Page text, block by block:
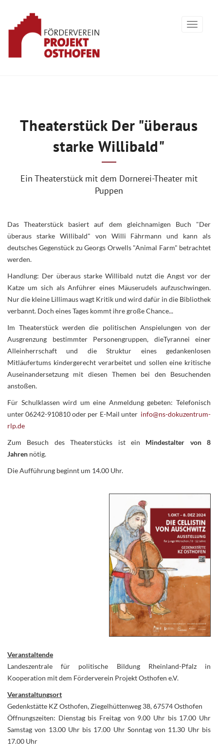
Theaterstück Der "überaus
starke Willibald"
Ein Theaterstück mit dem Dornerei-Theater mit
Puppen
Das Theaterstück basiert auf dem gleichnamigen Buch "Der
überaus starke Willibald" von Willi Fährmann und kann als
deutsches Gegenstück zu Georgs Orwells "Animal Farm" betrachtet
werden.
Handlung: Der überaus starke Willibald nutzt die Angst vor der
Katze um sich als Anführer eines Mäuserudels aufzuschwingen.
Nur die kleine Lillimaus wagt Kritik und wird dafür in die Bibliothek
verbannt. Doch eines Tages kommt ihre große Chance...
Im Theaterstück werden die politischen Anspielungen von der
Ausgrenzung bestimmter Personengruppen, dieTyrannei einer
Alleinherrschaft und die Struktur eines gedankenlosen
Mitläufertums kindergerecht verarbeitet und sollen eine kritische
Auseinandersetzung mit diesen Themen bei den Besuchenden
anstoßen.
Für Schulklassen wird um eine Anmeldung gebeten: Telefonisch
unter 06242-910810 oder per E-Mail unter info@ns-dokuzentrum-
rlp.de
Zum Besuch des Theaterstücks ist ein Mindestalter von 8
Jahren nötig.
Die Aufführung beginnt um 14.00 Uhr.
Veranstaltende
Landeszentrale für politische Bildung Rheinland-Pfalz in
Kooperation mit dem Förderverein Projekt Osthofen e.V.
Veranstaltungsort
Gedenkstätte KZ Osthofen, Ziegelhüttenweg 38, 67574 Osthofen
Öffnungszeiten: Dienstag bis Freitag von 9.00 Uhr bis 17.00 Uhr
Samstag von 13.00 Uhr bis 17.00 Uhr Sonntag von 11.30 Uhr bis
17.00 Uhr